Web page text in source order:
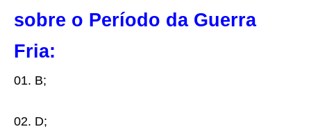
sobre o Período da Guerra
Fria:
01. B;
02. D;